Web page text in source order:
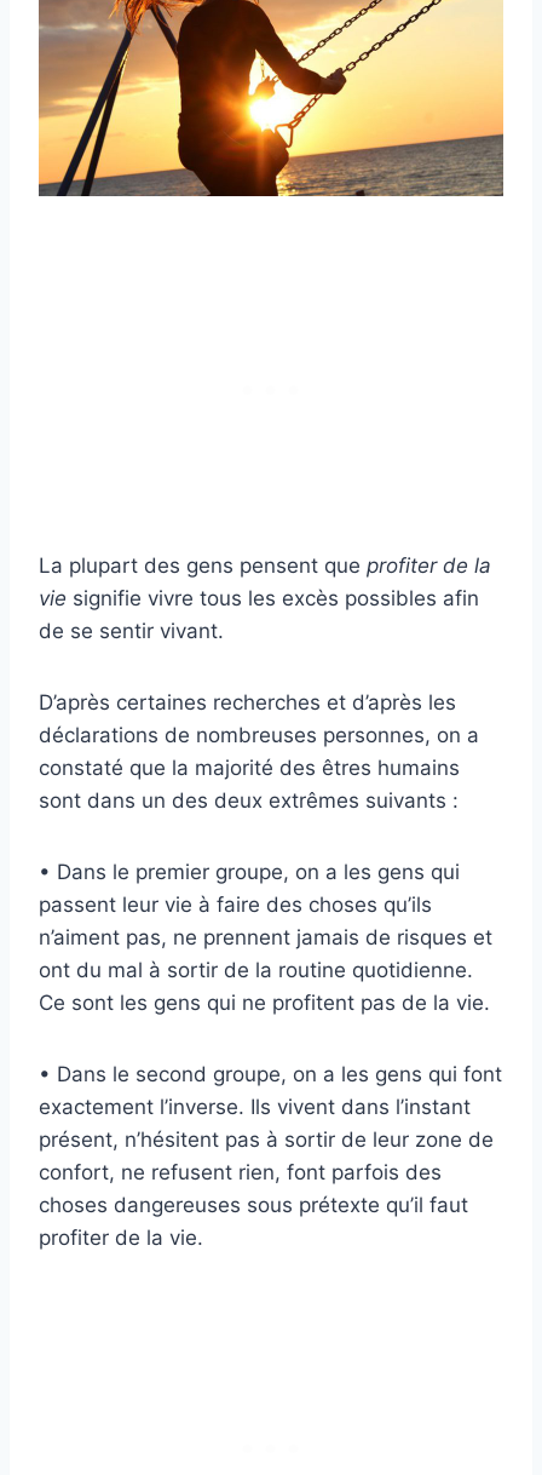
La plupart des gens pensent que profiter de la
vie signifie vivre tous les excès possibles afin
de se sentir vivant.
D’après certaines recherches et d’après les
déclarations de nombreuses personnes, on a
constaté que la majorité des êtres humains
sont dans un des deux extrêmes suivants :
• Dans le premier groupe, on a les gens qui
passent leur vie à faire des choses qu’ils
n’aiment pas, ne prennent jamais de risques et
ont du mal à sortir de la routine quotidienne.
Ce sont les gens qui ne profitent pas de la vie.
• Dans le second groupe, on a les gens qui font
exactement l’inverse. Ils vivent dans l’instant
présent, n’hésitent pas à sortir de leur zone de
confort, ne refusent rien, font parfois des
choses dangereuses sous prétexte qu’il faut
profiter de la vie.